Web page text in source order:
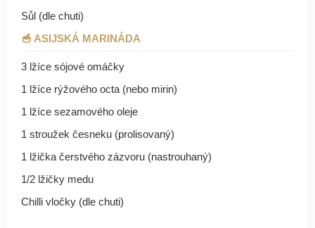
Sůl (dle chuti)
🥣 ASIJSKÁ MARINÁDA
3 lžíce sójové omáčky
1 lžíce rýžového octa (nebo mirin)
1 lžíce sezamového oleje
1 stroužek česneku (prolisovaný)
1 lžička čerstvého zázvoru (nastrouhaný)
1/2 lžičky medu
Chilli vločky (dle chuti)